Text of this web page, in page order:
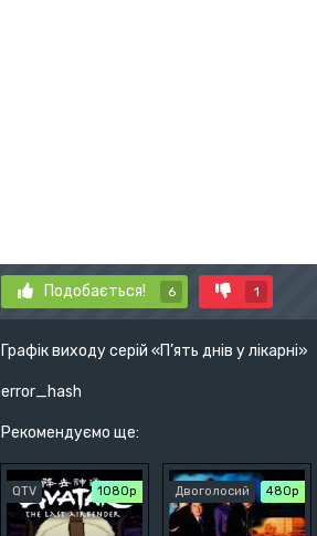
Подобається! 6 1
Графік виходу серій «П’ять днів у лікарні»
error_hash
Рекомендуємо ще:
QTV 1080p Двоголосий 480р